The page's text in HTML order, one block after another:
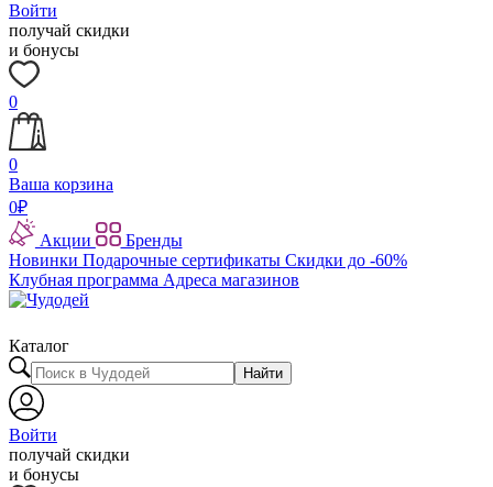
Войти
получай скидки
и бонусы
0
0
Ваша корзина
0₽
Акции
Бренды
Новинки Подарочные сертификаты Скидки до -60%
Клубная программа Адреса магазинов
Каталог
Найти
Войти
получай скидки
и бонусы